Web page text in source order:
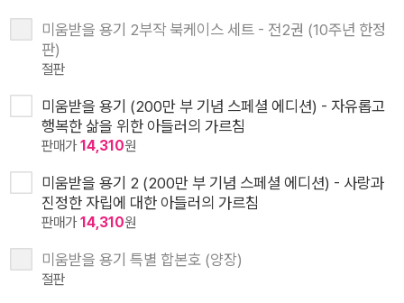
미움받을 용기 2부작 북케이스 세트 - 전2권 (10주년 한정
판)
절판
미움받을 용기 (200만 부 기념 스페셜 에디션) - 자유롭고
행복한 삶을 위한 아들러의 가르침
판매가14,310원
미움받을 용기 2 (200만 부 기념 스페셜 에디션) - 사랑과
진정한 자립에 대한 아들러의 가르침
판매가14,310원
미움받을 용기 특별 합본호 (양장)
절판